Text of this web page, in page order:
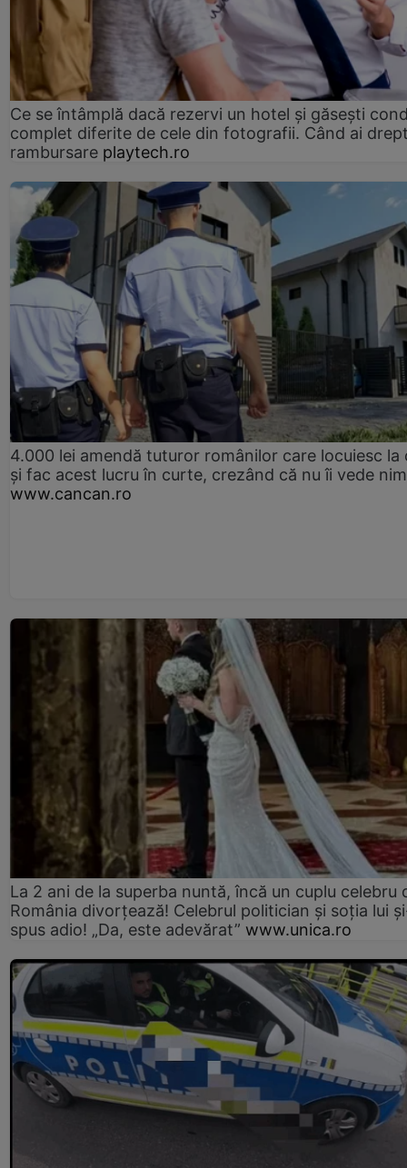
Ce se întâmplă dacă rezervi un hotel și găsești
complet diferite de cele din fotografii. Când ai
rambursare playtech.ro
4.000 lei amendă tuturor românilor care locuiesc la
și fac acest lucru în curte, crezând că nu îi vede
www.cancan.ro
La 2 ani de la superba nuntă, încă un cuplu celebru
România divorțează! Celebrul politician și soția lui
spus adio! „Da, este adevărat” www.unica.ro